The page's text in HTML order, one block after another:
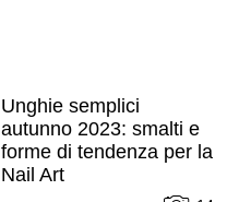
Unghie semplici
autunno 2023: smalti e
forme di tendenza per la
Nail Art